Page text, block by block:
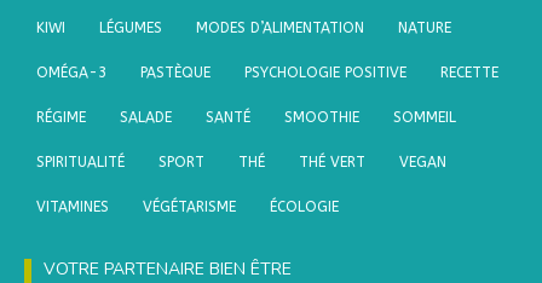
KIWI LÉGUMES MODES D’ALIMENTATION NATURE
OMÉGA-3 PASTÈQUE PSYCHOLOGIE POSITIVE RECETTE
RÉGIME SALADE SANTÉ SMOOTHIE SOMMEIL
SPIRITUALITÉ SPORT THÉ THÉ VERT VEGAN
VITAMINES VÉGÉTARISME ÉCOLOGIE
VOTRE PARTENAIRE BIEN ÊTRE